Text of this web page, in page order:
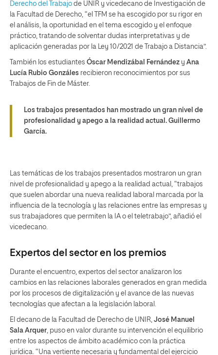
Derecho del Trabajo de UNIR y vicedecano de Investigación de
la Facultad de Derecho, “el TFM se ha escogido por su rigor en
el análisis, la oportunidad en el tema escogido y el enfoque
práctico, tratando de solventar dudas interpretativas y de
aplicación generadas por la Ley 10/2021 de Trabajo a Distancia”.
También los estudiantes Óscar Mendizábal Fernández y Ana
Lucía Rubio Gonzáles recibieron reconocimientos por sus
Trabajos de Fin de Máster.
Los trabajos presentados han mostrado un gran nivel de
profesionalidad y apego a la realidad actual. Guillermo
García.
Las temáticas de los trabajos presentados mostraron un gran
nivel de profesionalidad y apego a la realidad actual, “trabajos
que suelen abordar una nueva realidad laboral marcada por la
influencia de la tecnología y las relaciones entre las empresas y
sus trabajadores que permiten la IA o el teletrabajo”, añadió el
vicedecano.
Expertos del sector en los premios
Durante el encuentro, expertos del sector analizaron los
cambios en las relaciones laborales generados en gran medida
por los procesos de digitalización y el avance de las nuevas
tecnologías que afectan a la legislación laboral.
El decano de la Facultad de Derecho de UNIR, José Manuel
Sala Arquer, puso en valor durante su intervención el equilibrio
entre los aspectos de ámbito académico con la práctica
jurídica. “Una vertiente necesaria y fundamental del ejercicio